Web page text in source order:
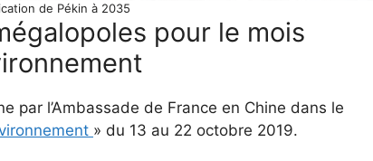
de Pékin à 2035
pour le mois
par l’Ambassade de France en Chine dans le
» du 13 au 22 octobre 2019.